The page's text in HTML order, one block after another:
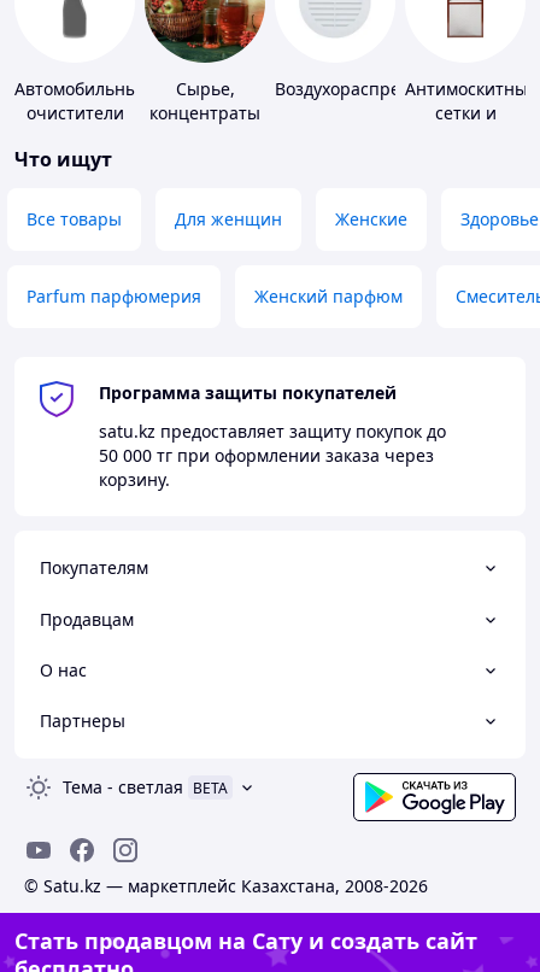
Автомобильные
очистители
Сырье,
концентраты
Воздухораспределители
Антимоскитные
сетки и
Что ищут
Все товары Для женщин Женские Здоровье
Parfum парфюмерия Женский парфюм
Программа защиты покупателей
satu.kz предоставляет защиту покупок до
50 000 тг при оформлении заказа через
корзину.
Покупателям
Продавцам
О нас
Партнеры
Тема - светлая BETA
© Satu.kz — маркетплейс Казахстана, 2008-2026
Стать продавцом на Сату и создать сайт